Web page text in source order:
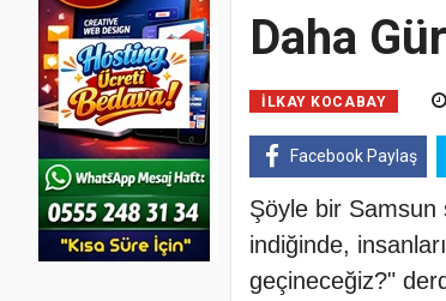
Daha
İLKAY KOCABAY
Facebook Paylaş
Şöyle bir Samsun
indiğinde,
geçineceğiz?"